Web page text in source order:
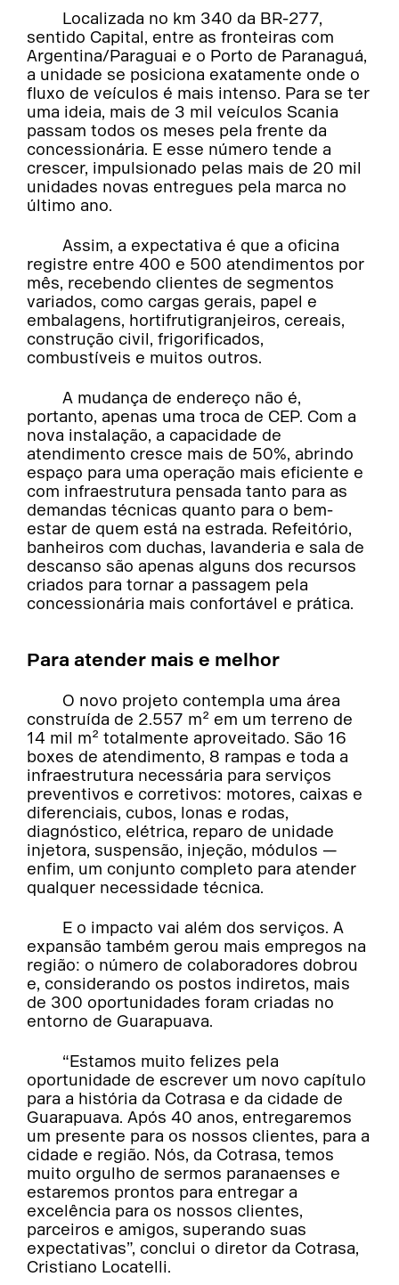
Localizada no km 340 da BR-277,
sentido Capital, entre as fronteiras com
Argentina/Paraguai e o Porto de Paranaguá,
a unidade se posiciona exatamente onde o
fluxo de veículos é mais intenso. Para se ter
uma ideia, mais de 3 mil veículos Scania
passam todos os meses pela frente da
concessionária. E esse número tende a
crescer, impulsionado pelas mais de 20 mil
unidades novas entregues pela marca no
último ano.
Assim, a expectativa é que a oficina
registre entre 400 e 500 atendimentos por
mês, recebendo clientes de segmentos
variados, como cargas gerais, papel e
embalagens, hortifrutigranjeiros, cereais,
construção civil, frigorificados,
combustíveis e muitos outros.
A mudança de endereço não é,
portanto, apenas uma troca de CEP. Com a
nova instalação, a capacidade de
atendimento cresce mais de 50%, abrindo
espaço para uma operação mais eficiente e
com infraestrutura pensada tanto para as
demandas técnicas quanto para o bem-
estar de quem está na estrada. Refeitório,
banheiros com duchas, lavanderia e sala de
descanso são apenas alguns dos recursos
criados para tornar a passagem pela
concessionária mais confortável e prática.
Para atender mais e melhor
O novo projeto contempla uma área
construída de 2.557 m² em um terreno de
14 mil m² totalmente aproveitado. São 16
boxes de atendimento, 8 rampas e toda a
infraestrutura necessária para serviços
preventivos e corretivos: motores, caixas e
diferenciais, cubos, lonas e rodas,
diagnóstico, elétrica, reparo de unidade
injetora, suspensão, injeção, módulos —
enfim, um conjunto completo para atender
qualquer necessidade técnica.
E o impacto vai além dos serviços. A
expansão também gerou mais empregos na
região: o número de colaboradores dobrou
e, considerando os postos indiretos, mais
de 300 oportunidades foram criadas no
entorno de Guarapuava.
“Estamos muito felizes pela
oportunidade de escrever um novo capítulo
para a história da Cotrasa e da cidade de
Guarapuava. Após 40 anos, entregaremos
um presente para os nossos clientes, para a
cidade e região. Nós, da Cotrasa, temos
muito orgulho de sermos paranaenses e
estaremos prontos para entregar a
excelência para os nossos clientes,
parceiros e amigos, superando suas
expectativas”, conclui o diretor da Cotrasa,
Cristiano Locatelli.